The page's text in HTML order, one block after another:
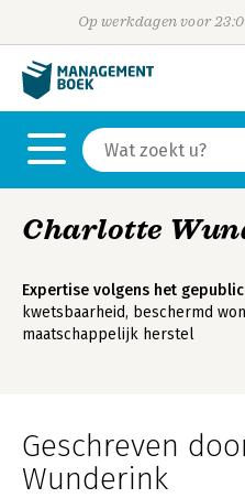
Op werkdagen voor
Charlotte
Expertise volgens het
kwetsbaarheid, beschermd
maatschappelijk herstel
Geschreven
Wunderink